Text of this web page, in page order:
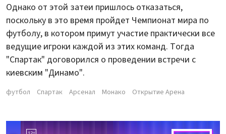
Однако от этой затеи пришлось отказаться,
поскольку в это время пройдет Чемпионат мира по
футболу, в котором примут участие практически все
ведущие игроки каждой из этих команд. Тогда
"Спартак" договорился о проведении встречи с
киевским "Динамо".
футбол Спартак Арсенал Монако Открытие Арена